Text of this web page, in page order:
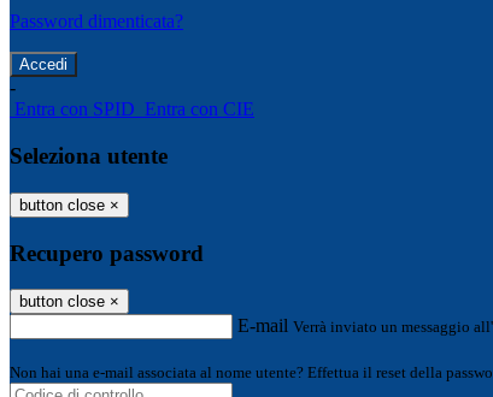
Password dimenticata?
-
Entra con SPID Entra con CIE
Seleziona utente
button close ×
Recupero password
button close ×
E-mail Verrà inviato un messaggio
Non hai una e-mail associata al nome utente? Effettua il reset della